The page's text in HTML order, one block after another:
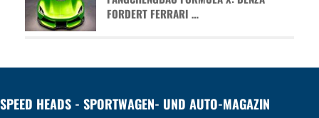
FORDERT FERRARI …
SPEED HEADS - SPORTWAGEN- UND AUTO-MAGAZIN